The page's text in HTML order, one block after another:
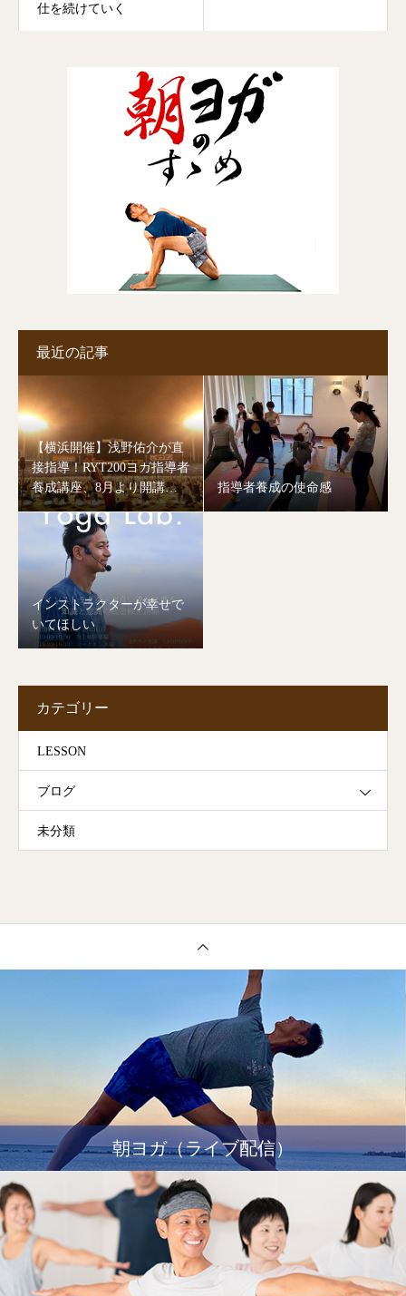
仕を続けていく
最近の記事
【横浜開催】浅野佑介が直
接指導！RYT200ヨガ指導者
養成講座、8月より開講し
ます。
指導者養成の使命感
インストラクターが幸せで
いてほしい
カテゴリー
LESSON
ブログ
未分類
朝ヨガ（ライブ配信）